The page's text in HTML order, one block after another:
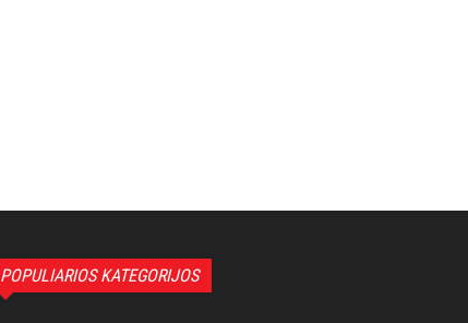
POPULIARIOS KATEGORIJOS